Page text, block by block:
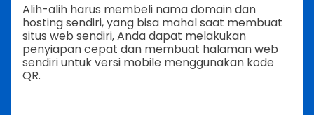
Alih-alih harus membeli nama domain dan
hosting sendiri, yang bisa mahal saat membuat
situs web sendiri, Anda dapat melakukan
penyiapan cepat dan membuat halaman web
sendiri untuk versi mobile menggunakan kode
QR.